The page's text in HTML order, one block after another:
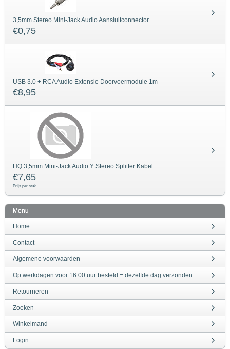
3,5mm Stereo Mini-Jack Audio Aansluitconnector
€0,75
USB 3.0 + RCA Audio Extensie Doorvoermodule 1m
€8,95
HQ 3,5mm Mini-Jack Audio Y Stereo Splitter Kabel
€7,65
Prijs per stuk
Menu
Home
Contact
Algemene voorwaarden
Op werkdagen voor 16:00 uur besteld = dezelfde dag verzonden
Retourneren
Zoeken
Winkelmand
Login